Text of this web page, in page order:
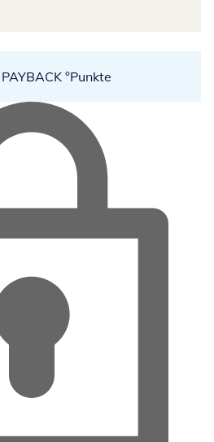
PAYBACK °Punkte